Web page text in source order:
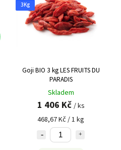
3Kg
Goji BIO 3 kg LES FRUITS DU
PARADIS
Skladem
1 406 Kč / ks
468,67 Kč / 1 kg